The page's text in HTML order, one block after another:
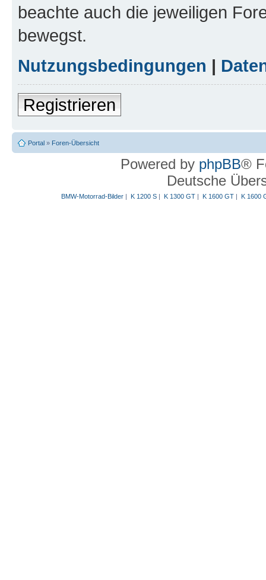
beachte auch die jeweiligen
bewegst.
Nutzungsbedingungen |
Registrieren
Portal » Foren-Übersicht
Powered by phpBB®
Deutsche
BMW-Motorrad-Bilder| K 1200 S| K 1300 GT| K 1600 GT| K 1600